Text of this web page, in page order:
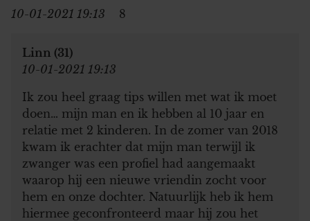
10-01-2021 19:13 8
Linn (31)
10-01-2021 19:13
Ik zou heel graag tips willen met wat ik moet
doen… mijn man en ik hebben al 10 jaar en
relatie met 2 kinderen. In de zomer van 2018
kwam ik erachter dat mijn man terwijl ik
zwanger was een profiel had aangemaakt
waarop hij een nieuwe vriendin zocht voor
hem en onze dochter. Natuurlijk heb ik hem
hiermee geconfronteerd maar hij zou het